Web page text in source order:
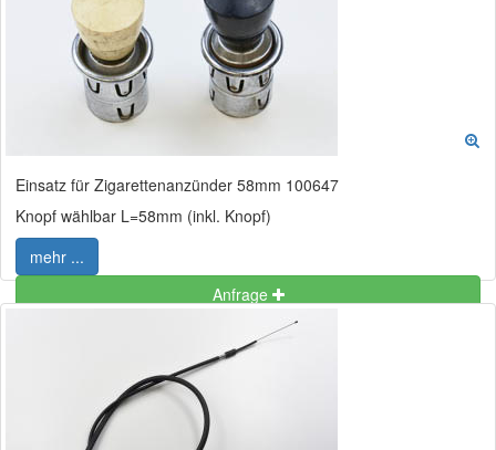
Einsatz für Zigarettenanzünder 58mm 100647
Knopf wählbar L=58mm (inkl. Knopf)
mehr ...
Anfrage